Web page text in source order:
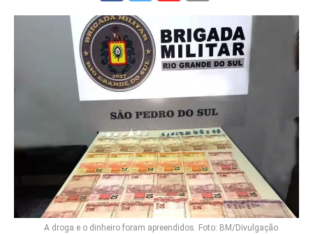
A droga e o dinheiro foram apreendidos. Foto: BM/Divulgação